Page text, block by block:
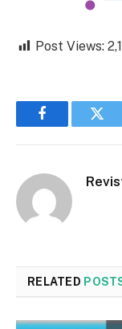
Post Views:
Facebook
RELATED